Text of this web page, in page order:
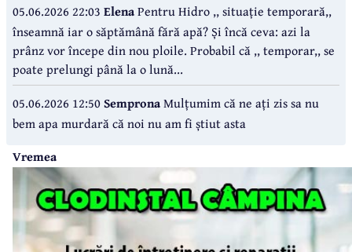
05.06.2026 22:03 ElenaPentru Hidro ,, situație temporară,,
înseamnă iar o săptămână fără apă? Și încă ceva: azi la
prânz vor începe din nou ploile. Probabil că ,, temporar,, se
poate prelungi până la o lună...
05.06.2026 12:50SempronaMulțumim că ne ați zis sa nu
bem apa murdară că noi nu am fi știut asta
Vremea